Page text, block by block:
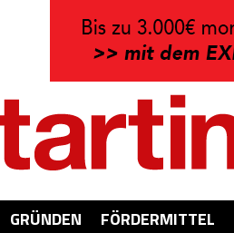
GRÜNDEN FÖRDERMITTEL